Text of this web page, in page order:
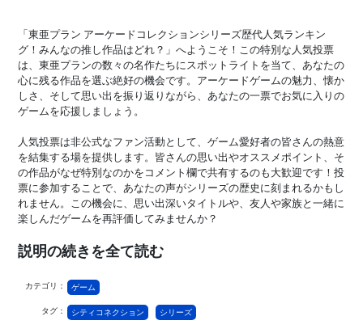
「東亜プラン アーケードコレクションシリーズ歴代人気ランキン
グ！みんなの推し作品はどれ？」へようこそ！この特別な人気投票
は、東亜プランの数々の名作たちにスポットライトを当て、あなたの
心に残る作品を選ぶ絶好の機会です。アーケードゲームの魅力、懐か
しさ、そして思い出を振り返りながら、あなたの一票でお気に入りの
ゲームを応援しましょう。
人気投票は非公式なファン活動として、ゲーム愛好者の皆さんの熱意
を結集する場を提供します。皆さんの思い出やオススメポイント、そ
の作品がなぜ特別なのかをコメント欄で共有するのも大歓迎です！投
票に参加することで、あなたの声がシリーズの歴史に刻まれるかもし
れません。この機会に、思い出深いタイトルや、友人や家族と一緒に
楽しんだゲームを再評価してみませんか？
説明の続きを全て読む
カテゴリ： ゲーム
タグ： シティコネクション シリーズ